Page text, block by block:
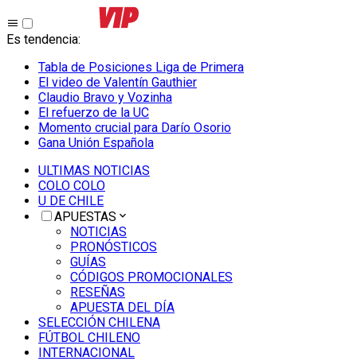
Es tendencia:
Tabla de Posiciones Liga de Primera
El video de Valentín Gauthier
Claudio Bravo y Vozinha
El refuerzo de la UC
Momento crucial para Darío Osorio
Gana Unión Española
ULTIMAS NOTICIAS
COLO COLO
U DE CHILE
APUESTAS
NOTICIAS
PRONÓSTICOS
GUÍAS
CÓDIGOS PROMOCIONALES
RESEÑAS
APUESTA DEL DÍA
SELECCIÓN CHILENA
FÚTBOL CHILENO
INTERNACIONAL